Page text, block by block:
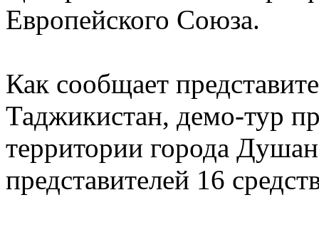
Европейского Союза.
Как сообщает
Таджикистан, демо-тур
территории города
представителей 16